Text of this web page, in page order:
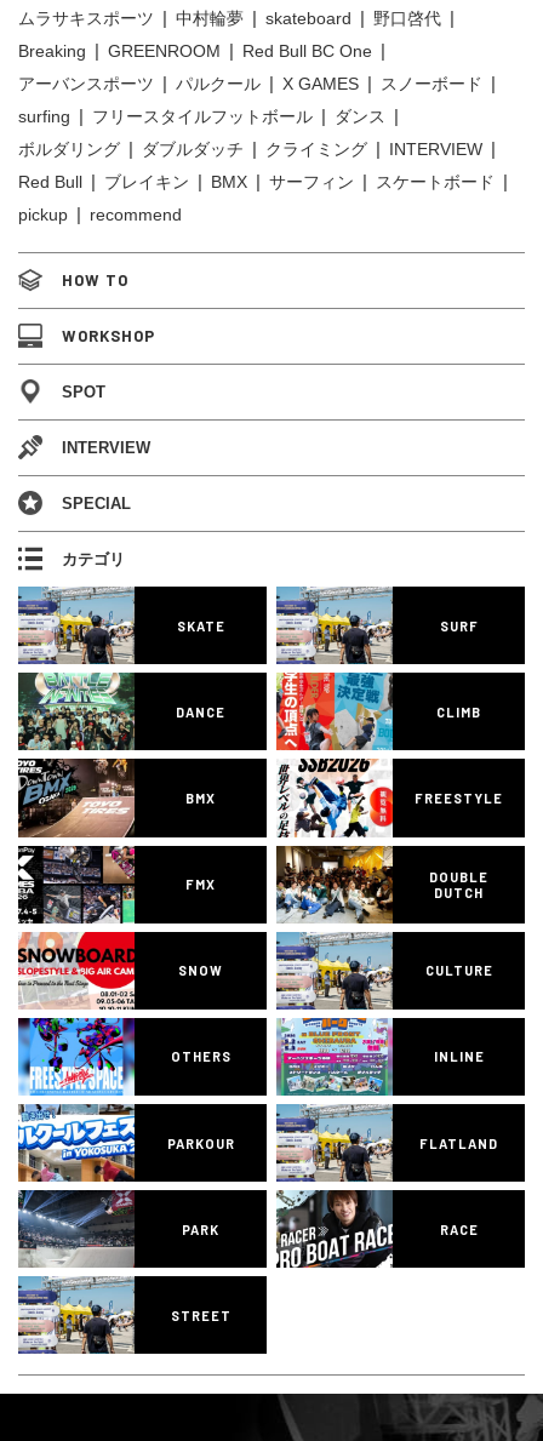
ムラサキスポーツ
中村輪夢 skateboard
野口啓代
Breaking
GREENROOM
Red Bull BC One
アーバンスポーツ
パルクール X GAMES
スノーボード
surfing
フリースタイルフットボール
ダンス
ボルダリング
ダブルダッチ クライミング
INTERVIEW
Red Bull
ブレイキン BMX サーフィン
スケートボード
pickup
recommend
HOW TO
WORKSHOP
SPOT
INTERVIEW
SPECIAL
カテゴリ
SKATE SURF
DANCE CLIMB
BMX FREESTYLE
FMX
DOUBLE
DUTCH
SNOW CULTURE
OTHERS INLINE
PARKOUR FLATLAND
PARK RACE
STREET